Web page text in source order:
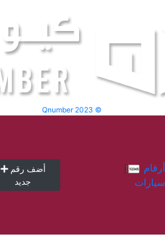
Qnumber 2023 ©
أضف رقم
جديد
سيارات